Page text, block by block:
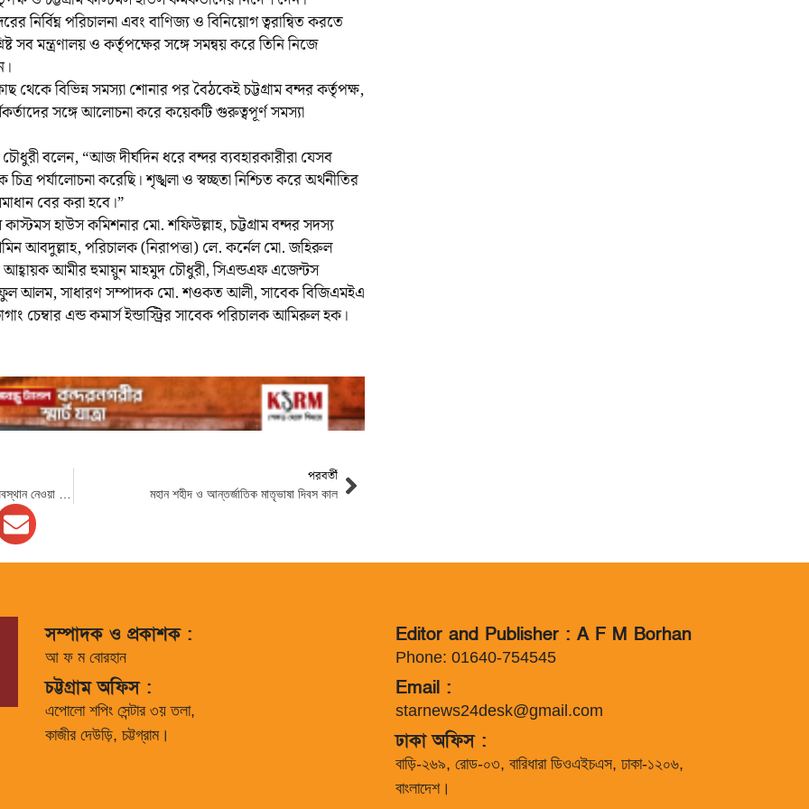
নির্বিঘ্ন পরিচালনা এবং বাণিজ্য ও বিনিয়োগ ত্বরান্বিত করতে
সব মন্ত্রণালয় ও কর্তৃপক্ষের সঙ্গে সমন্বয় করে তিনি নিজে
থেকে বিভিন্ন সমস্যা শোনার পর বৈঠকেই চট্টগ্রাম বন্দর কর্তৃপক্ষ,
সঙ্গে আলোচনা করে কয়েকটি গুরুত্বপূর্ণ সমস্যা
বলেন, “আজ দীর্ঘদিন ধরে বন্দর ব্যবহারকারীরা যেসব
পর্যালোচনা করেছি। শৃঙ্খলা ও স্বচ্ছতা নিশ্চিত করে অর্থনীতির
বের করা হবে।”
হাউস কমিশনার মো. শফিউল্লাহ, চট্টগ্রাম বন্দর সদস্য
আবদুল্লাহ, পরিচালক (নিরাপত্তা) লে. কর্নেল মো. জহিরুল
আহ্বায়ক আমীর হুমায়ুন মাহমুদ চৌধুরী, সিএন্ডএফ এজেন্টস
আলম, সাধারণ সম্পাদক মো. শওকত আলী, সাবেক বিজিএমইএ
চেম্বার এন্ড কমার্স ইন্ডাস্ট্রির সাবেক পরিচালক আমিরুল হক।
পরবর্তী
মহান শহীদ ও আন্তর্জাতিক মাতৃভাষা দিবস কাল
সম্পাদক ও প্রকাশক :
আ ফ ম বোরহান
চট্টগ্রাম অফিস :
এপোলো শপিং সেন্টার ৩য় তলা,
কাজীর দেউড়ি, চট্টগ্রাম।
Editor and Publisher : A F M Borhan
Phone: 01640-754545
Email :
starnews24desk@gmail.com
ঢাকা অফিস :
বাড়ি-২৬৯, রোড-০৩, বারিধারা ডিওএইচএস, ঢাকা-১২০৬,
বাংলাদেশ।